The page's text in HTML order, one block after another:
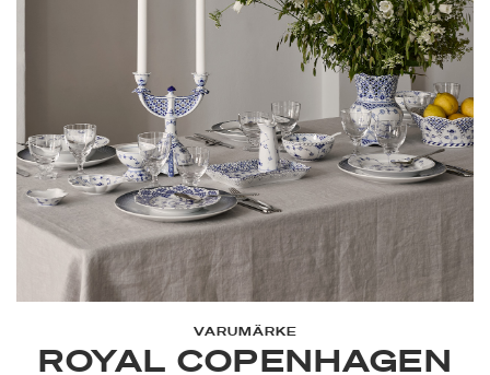
VARUMÄRKE
ROYAL COPENHAGEN